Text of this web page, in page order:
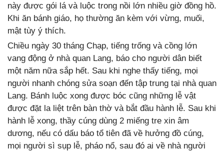
này được gói lá và luộc trong nồi lớn nhiều giờ đồng hồ.
Khi ăn bánh giáo, họ thường ăn kèm với vừng, muối,
mật tùy ý thích.
Chiều ngày 30 tháng Chạp, tiếng trống và cồng lớn
vang động ở nhà quan Lang, báo cho người dân biết
một năm nữa sắp hết. Sau khi nghe thấy tiếng, mọi
người nhanh chóng sửa soạn đến tập trung tại nhà quan
Lang. Bánh luộc xong được bóc cũng những lễ vật
được đặt la liệt trên bàn thờ và bắt đầu hành lễ. Sau khi
hành lễ xong, thầy cúng dùng 2 miếng tre xin âm
dương, nếu có dấu báo tổ tiên đã về hưởng đồ cúng,
mọi người sì sụp lễ, pháo nổ, sau đó ai về nhà người